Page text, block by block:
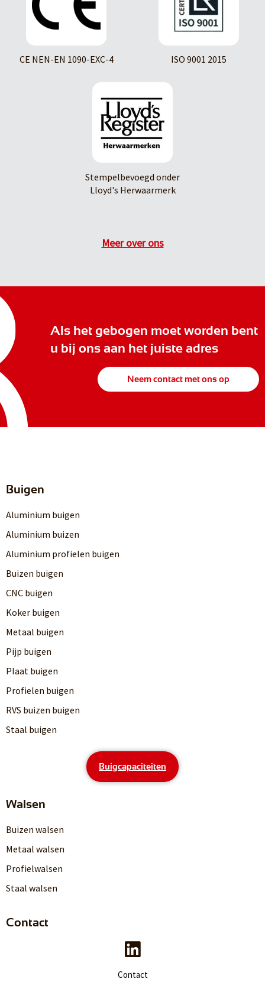
CE NEN-EN 1090-EXC-4 ISO 9001 2015
Stempelbevoegd onder
Lloyd's Herwaarmerk
Meer over ons
Als het gebogen moet worden bent
u bij ons aan het juiste adres
Neem contact met ons op
Buigen
Aluminium buigen
Aluminium buizen
Aluminium profielen buigen
Buizen buigen
CNC buigen
Koker buigen
Metaal buigen
Pijp buigen
Plaat buigen
Profielen buigen
RVS buizen buigen
Staal buigen
Buigcapaciteiten
Walsen
Buizen walsen
Metaal walsen
Profielwalsen
Staal walsen
Contact
Contact